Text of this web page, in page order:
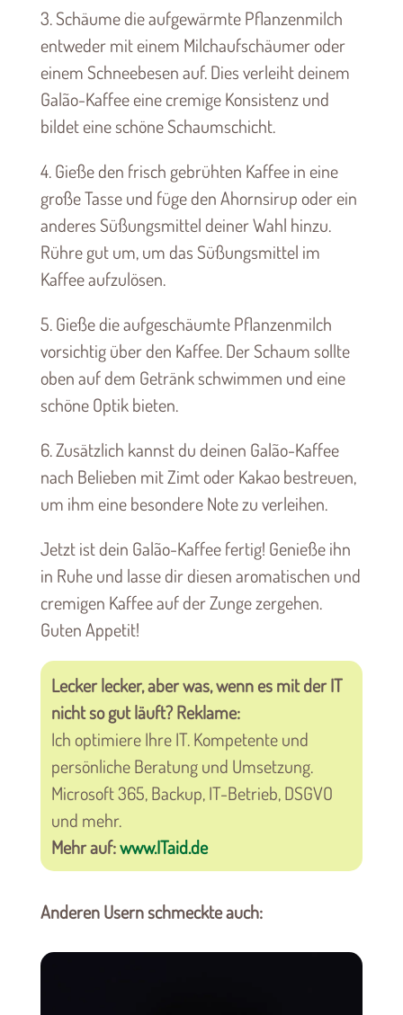
3. Schäume die aufgewärmte Pflanzenmilch
entweder mit einem Milchaufschäumer oder
einem Schneebesen auf. Dies verleiht deinem
Galão-Kaffee eine cremige Konsistenz und
bildet eine schöne Schaumschicht.
4. Gieße den frisch gebrühten Kaffee in eine
große Tasse und füge den Ahornsirup oder ein
anderes Süßungsmittel deiner Wahl hinzu.
Rühre gut um, um das Süßungsmittel im
Kaffee aufzulösen.
5. Gieße die aufgeschäumte Pflanzenmilch
vorsichtig über den Kaffee. Der Schaum sollte
oben auf dem Getränk schwimmen und eine
schöne Optik bieten.
6. Zusätzlich kannst du deinen Galão-Kaffee
nach Belieben mit Zimt oder Kakao bestreuen,
um ihm eine besondere Note zu verleihen.
Jetzt ist dein Galão-Kaffee fertig! Genieße ihn
in Ruhe und lasse dir diesen aromatischen und
cremigen Kaffee auf der Zunge zergehen.
Guten Appetit!
Lecker lecker, aber was, wenn es mit der IT
nicht so gut läuft? Reklame:
Ich optimiere Ihre IT. Kompetente und
persönliche Beratung und Umsetzung.
Microsoft 365, Backup, IT-Betrieb, DSGVO
und mehr.
Mehr auf:www.ITaid.de
Anderen Usern schmeckte auch: